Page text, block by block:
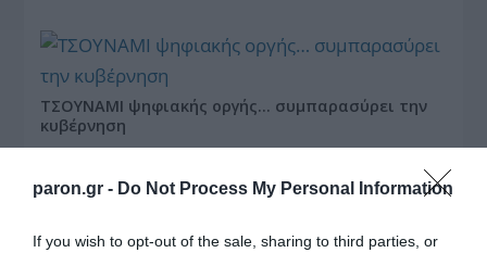
paron.gr - Do Not Process My Personal Information
If you wish to opt-out of the sale, sharing to third parties, or
ΤΣΟΥΝΑΜΙ ψηφιακής οργής… συμπαρασύρει την
κυβέρνηση